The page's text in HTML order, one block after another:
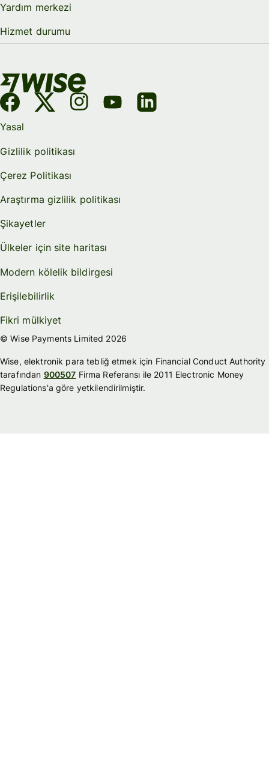
Yardım merkezi
Hizmet durumu
Yasal
Gizlilik politikası
Çerez Politikası
Araştırma gizlilik politikası
Şikayetler
Ülkeler için site haritası
Modern kölelik bildirgesi
Erişilebilirlik
Fikri mülkiyet
© Wise Payments Limited 2026
Wise, elektronik para tebliğ etmek için Financial Conduct Authority
tarafından 900507 Firma Referansı ile 2011 Electronic Money
Regulations'a göre yetkilendirilmiştir.